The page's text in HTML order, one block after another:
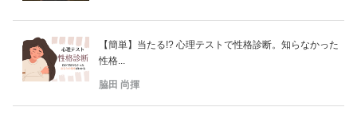
【簡単】当たる!? 心理テストで性格診断。知らなかった
性格...
脇田 尚揮